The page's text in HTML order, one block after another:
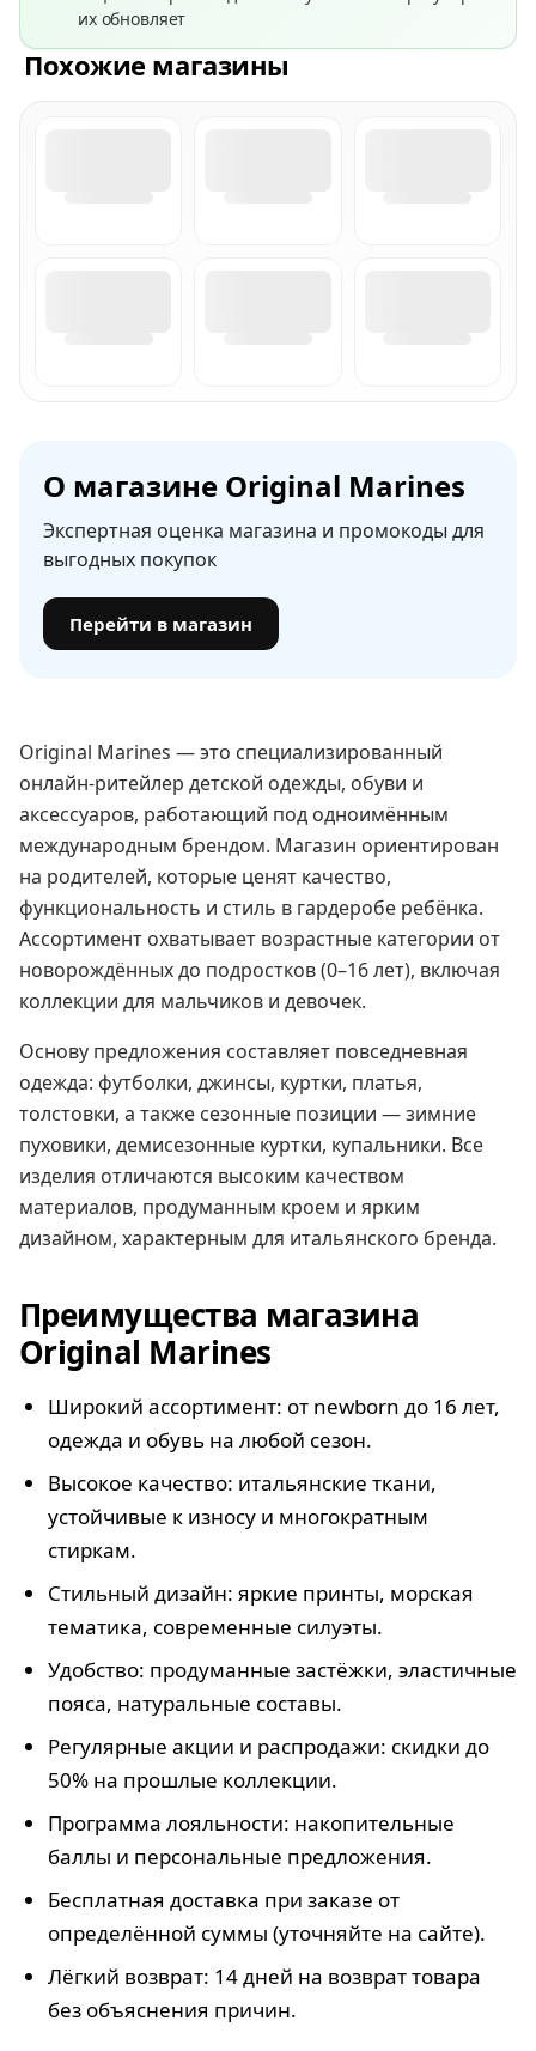
их обновляет
Похожие магазины
О магазине Original Marines
Экспертная оценка магазина и промокоды для
выгодных покупок
Перейти в магазин
Original Marines — это специализированный
онлайн-ритейлер детской одежды, обуви и
аксессуаров, работающий под одноимённым
международным брендом. Магазин ориентирован
на родителей, которые ценят качество,
функциональность и стиль в гардеробе ребёнка.
Ассортимент охватывает возрастные категории от
новорождённых до подростков (0–16 лет), включая
коллекции для мальчиков и девочек.
Основу предложения составляет повседневная
одежда: футболки, джинсы, куртки, платья,
толстовки, а также сезонные позиции — зимние
пуховики, демисезонные куртки, купальники. Все
изделия отличаются высоким качеством
материалов, продуманным кроем и ярким
дизайном, характерным для итальянского бренда.
Преимущества магазина
Original Marines
Широкий ассортимент: от newborn до 16 лет,
одежда и обувь на любой сезон.
Высокое качество: итальянские ткани,
устойчивые к износу и многократным
стиркам.
Стильный дизайн: яркие принты, морская
тематика, современные силуэты.
Удобство: продуманные застёжки, эластичные
пояса, натуральные составы.
Регулярные акции и распродажи: скидки до
50% на прошлые коллекции.
Программа лояльности: накопительные
баллы и персональные предложения.
Бесплатная доставка при заказе от
определённой суммы (уточняйте на сайте).
Лёгкий возврат: 14 дней на возврат товара
без объяснения причин.